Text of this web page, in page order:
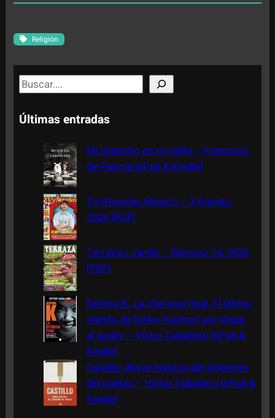
Religión
S
e
a
Últimas entradas
Mi chancho es mi gallo – Francisco
de Piérola [ePub & Kindle]
TVyNovelas México – 3 Agosto,
2026 [PDF]
Terraza y Jardín – Número 14, 2026
[PDF]
Señora K. La ofensiva final, El último
intento de Keiko Fujimori por llegar
al poder – Víctor Caballero [ePub &
Kindle]
Castillo: Breve historia del Gobierno
del pueblo – Víctor Caballero [ePub &
Kindle]